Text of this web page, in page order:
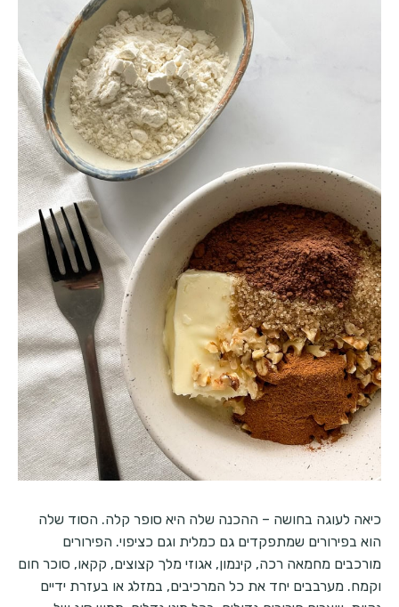
כיאה לעוגה בחושה – ההכנה שלה היא סופר קלה. הסוד שלה
הוא בפירורים שמתפקדים גם כמלית וגם כציפוי. הפירורים
מורכבים מחמאה רכה, קינמון, אגוזי מלך קצוצים, קקאו, סוכר חום
וקמח. מערבבים יחד את כל המרכיבים, במזלג או בעזרת ידיים